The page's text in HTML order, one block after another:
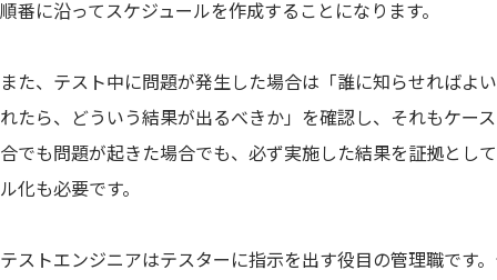
順番に沿ってスケジュールを作成することになります。
また、テスト中に問題が発生した場合は「誰に知らせればよ
れたら、どういう結果が出るべきか」を確認し、それもケー
合でも問題が起きた場合でも、必ず実施した結果を証拠とし
ル化も必要です。
テストエンジニアはテスターに指示を出す役目の管理職です